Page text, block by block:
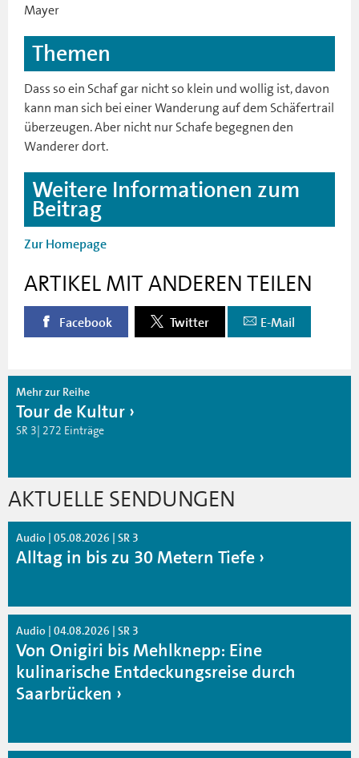
Mayer
Themen
Dass so ein Schaf gar nicht so klein und wollig ist, davon
kann man sich bei einer Wanderung auf dem Schäfertrail
überzeugen. Aber nicht nur Schafe begegnen den
Wanderer dort.
Weitere Informationen zum
Beitrag
Zur Homepage
ARTIKEL MIT ANDEREN TEILEN
Facebook Twitter E-Mail
Mehr zur Reihe
Tour de Kultur
SR 3| 272 Einträge
AKTUELLE SENDUNGEN
Audio | 05.08.2026 | SR 3
Alltag in bis zu 30 Metern Tiefe
Audio | 04.08.2026 | SR 3
Von Onigiri bis Mehlknepp: Eine
kulinarische Entdeckungsreise durch
Saarbrücken